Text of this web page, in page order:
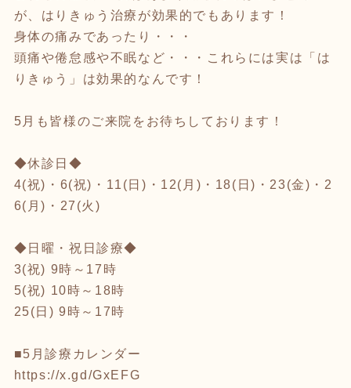
が、はりきゅう治療が効果的でもあります！
身体の痛みであったり・・・
頭痛や倦怠感や不眠など・・・これらには実は「は
りきゅう」は効果的なんです！
5月も皆様のご来院をお待ちしております！
◆休診日◆
4(祝)・6(祝)・11(日)・12(月)・18(日)・23(金)・2
6(月)・27(火)
◆日曜・祝日診療◆
3(祝) 9時～17時
5(祝) 10時～18時
25(日) 9時～17時
■5月診療カレンダー
https://x.gd/GxEFG